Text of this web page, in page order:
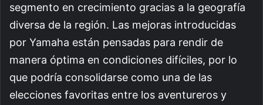
segmento en crecimiento gracias a la geografía
diversa de la región. Las mejoras introducidas
por Yamaha están pensadas para rendir de
manera óptima en condiciones difíciles, por lo
que podría consolidarse como una de las
elecciones favoritas entre los aventureros y